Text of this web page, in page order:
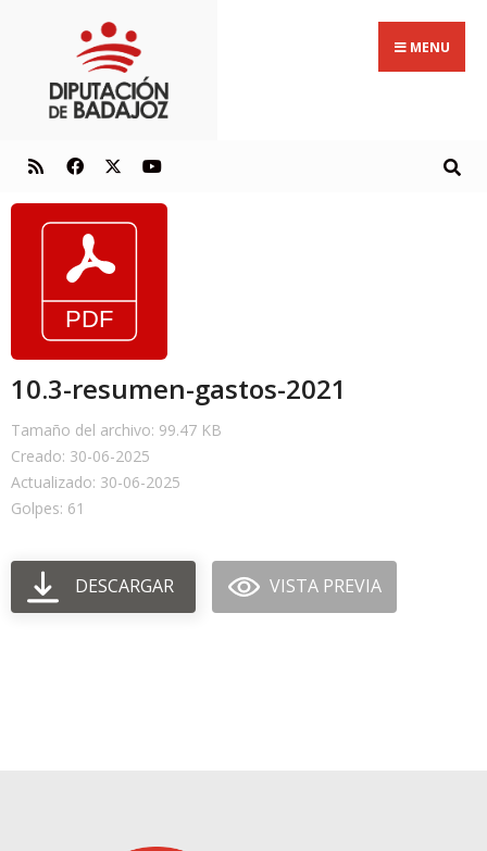
MENU
10.3-resumen-gastos-2021
Tamaño del archivo: 99.47 KB
Creado: 30-06-2025
Actualizado: 30-06-2025
Golpes: 61
DESCARGAR VISTA PREVIA